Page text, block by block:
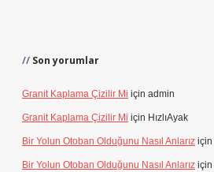
Son yorumlar
Granit Kaplama Çizilir Mi için admin
Granit Kaplama Çizilir Mi için HızlıAyak
Bir Yolun Otoban Olduğunu Nasıl Anlarız için
Bir Yolun Otoban Olduğunu Nasıl Anlarız için